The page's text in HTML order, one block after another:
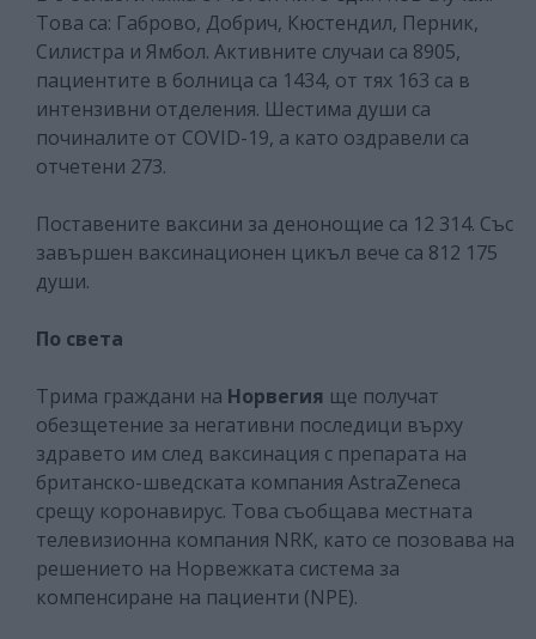
Това са: Габрово, Добрич, Кюстендил, Перник,
Силистра и Ямбол. Активните случаи са 8905,
пациентите в болница са 1434, от тях 163 са в
интензивни отделения. Шестима души са
починалите от COVID-19, а като оздравели са
отчетени 273.
Поставените ваксини за денонощие са 12 314. Със
завършен ваксинационен цикъл вече са 812 175
души.
По света
Трима граждани на Норвегия ще получат
обезщетение за негативни последици върху
здравето им след ваксинация с препарата на
британско-шведската компания AstraZeneca
срещу коронавирус. Това съобщава местната
телевизионна компания NRK, като се позовава на
решението на Норвежката система за
компенсиране на пациенти (NPE).